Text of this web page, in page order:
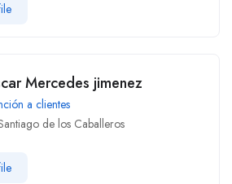
Mercedes jimenez
a clientes
de los Caballeros